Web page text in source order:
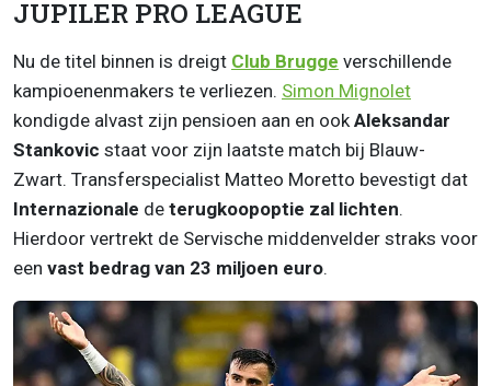
JUPILER PRO LEAGUE
Nu de titel binnen is dreigt Club Brugge verschillende
kampioenenmakers te verliezen. Simon Mignolet
kondigde alvast zijn pensioen aan en ookAleksandar
Stankovic staat voor zijn laatste match bij Blauw-
Zwart. Transferspecialist Matteo Moretto bevestigt dat
Internazionale de terugkoopoptie zal lichten.
Hierdoor vertrekt de Servische middenvelder straks voor
een vast bedrag van 23 miljoen euro.